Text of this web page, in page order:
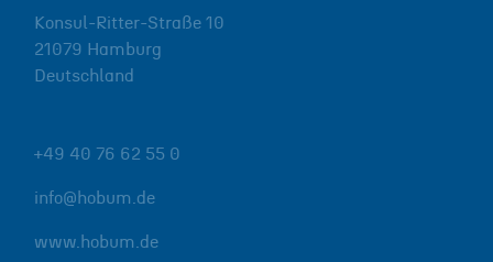
Konsul-Ritter-Straße 10
21079 Hamburg
Deutschland
+49 40 76 62 55 0
info@hobum.de
www.hobum.de